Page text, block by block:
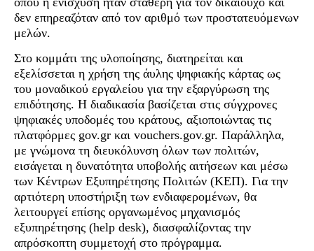
δεν επηρεαζόταν από τον αριθμό των προστατευόμενων
μελών.
Στο κομμάτι της υλοποίησης, διατηρείται και
εξελίσσεται η χρήση της άυλης ψηφιακής κάρτας ως
του μοναδικού εργαλείου για την εξαργύρωση της
επιδότησης. Η διαδικασία βασίζεται στις σύγχρονες
ψηφιακές υποδομές του κράτους, αξιοποιώντας τις
πλατφόρμες gov.gr και vouchers.gov.gr. Παράλληλα,
με γνώμονα τη διευκόλυνση όλων των πολιτών,
εισάγεται η δυνατότητα υποβολής αιτήσεων και μέσω
των Κέντρων Εξυπηρέτησης Πολιτών (ΚΕΠ). Για την
αρτιότερη υποστήριξη των ενδιαφερομένων, θα
λειτουργεί επίσης οργανωμένος μηχανισμός
εξυπηρέτησης (help desk), διασφαλίζοντας την
απρόσκοπτη συμμετοχή στο πρόγραμμα.